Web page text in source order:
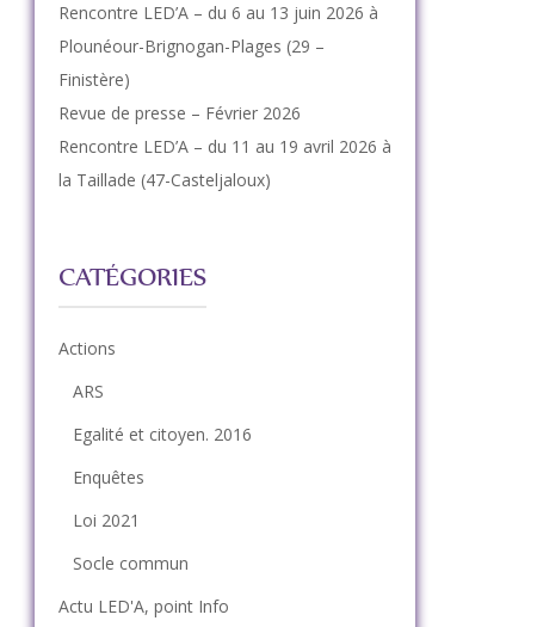
Rencontre LED’A – du 6 au 13 juin 2026 à
Plounéour-Brignogan-Plages (29 –
Finistère)
Revue de presse – Février 2026
Rencontre LED’A – du 11 au 19 avril 2026 à
la Taillade (47-Casteljaloux)
CATÉGORIES
Actions
ARS
Egalité et citoyen. 2016
Enquêtes
Loi 2021
Socle commun
Actu LED'A, point Info